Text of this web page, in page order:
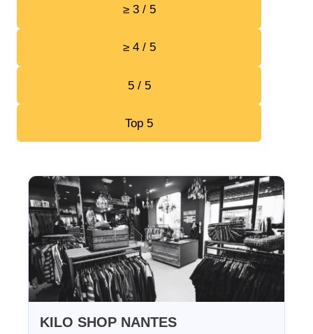
≥ 3 / 5
≥ 4 / 5
5 / 5
Top 5
KILO SHOP NANTES